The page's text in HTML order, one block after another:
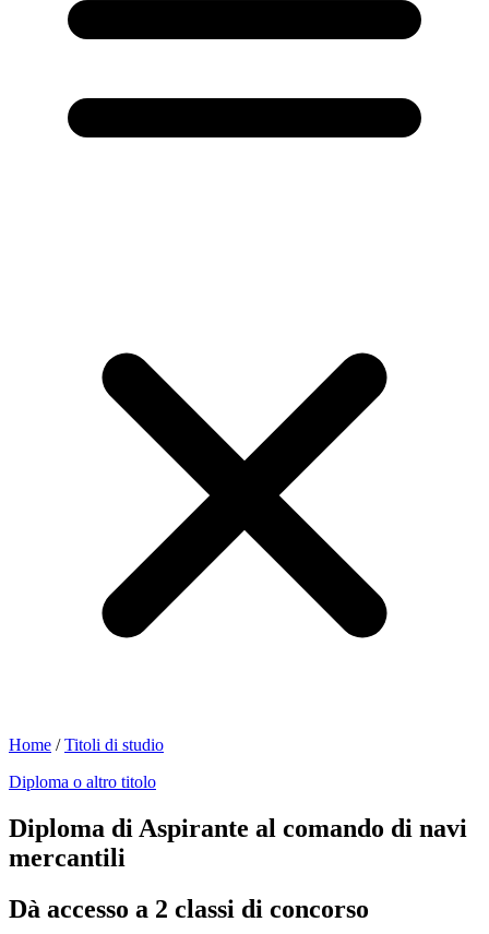
Home /Titoli di studio
Diploma o altro titolo
Diploma di Aspirante al comando di navi
mercantili
Dà accesso a 2 classi di concorso